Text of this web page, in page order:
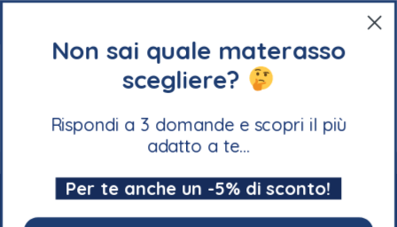
/Materassi Piazza e Mezza
Materassi Piazza e Mezza
Il materasso una piazza e mezza rappresenta il miglior
Non sai quale materasso
scegliere?
Rispondi a 3 domande e scopri il più
adatto a te...
Per te anche un -5% di sconto!